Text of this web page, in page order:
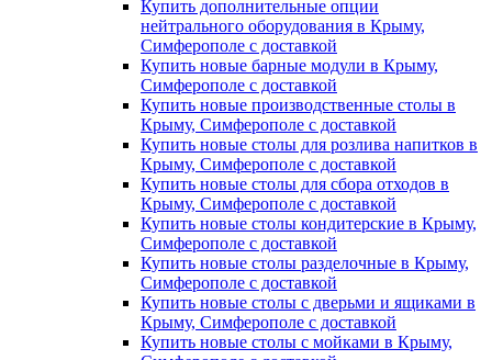
Купить дополнительные опции
нейтрального оборудования в Крыму,
Симферополе с доставкой
Купить новые барные модули в Крыму,
Симферополе с доставкой
Купить новые производственные столы в
Крыму, Симферополе с доставкой
Купить новые столы для розлива напитков в
Крыму, Симферополе с доставкой
Купить новые столы для сбора отходов в
Крыму, Симферополе с доставкой
Купить новые столы кондитерские в Крыму,
Симферополе с доставкой
Купить новые столы разделочные в Крыму,
Симферополе с доставкой
Купить новые столы с дверьми и ящиками в
Крыму, Симферополе с доставкой
Купить новые столы с мойками в Крыму,